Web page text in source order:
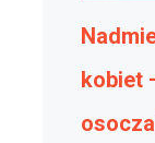
kobiet